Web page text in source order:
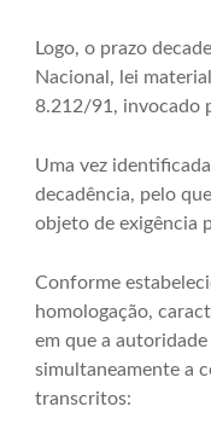
Logo, o prazo
Nacional, lei
8.212/91, invocado
Uma vez
decadência, pelo
objeto de exigência
Conforme
homologação,
em que a
simultaneamente a
transcritos: